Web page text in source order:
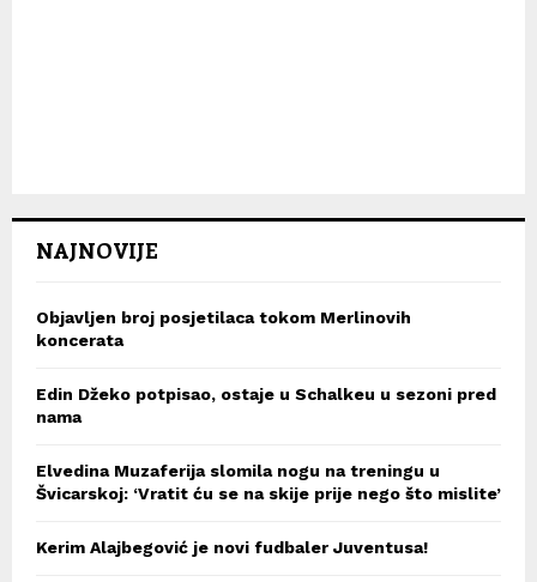
NAJNOVIJE
Objavljen broj posjetilaca tokom Merlinovih
koncerata
Edin Džeko potpisao, ostaje u Schalkeu u sezoni pred
nama
Elvedina Muzaferija slomila nogu na treningu u
Švicarskoj: ‘Vratit ću se na skije prije nego što mislite’
Kerim Alajbegović je novi fudbaler Juventusa!